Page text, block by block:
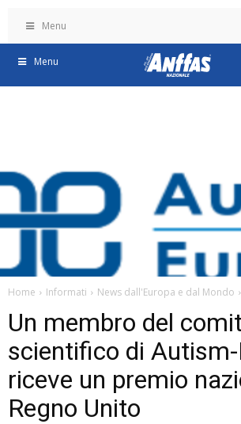
Menu
Menu
Home Informati News dall'Europa e dal Mondo
Un membro del
scientifico di
riceve un premio
Regno Unito